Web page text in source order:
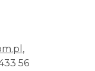
,
56